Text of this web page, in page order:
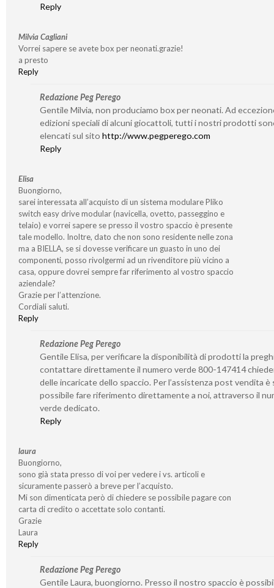
Reply
Milvia Cagliani
Vorrei sapere se avete box per neonati.grazie!
a presto
Reply
Redazione Peg Perego
Gentile Milvia, non produciamo box per neonati. Ad
edizioni speciali di alcuni giocattoli, tutti i nostri prodotti
elencati sul sito http://www.pegperego.com
Reply
Elisa
Buongiorno,
sarei interessata all’acquisto di un sistema modulare Pliko
switch easy drive modular (navicella, ovetto, passeggino e
telaio) e vorrei sapere se presso il vostro spaccio è presente
tale modello. Inoltre, dato che non sono residente nelle zona
ma a BIELLA, se si dovesse verificare un guasto in uno dei
componenti, posso rivolgermi ad un rivenditore più vicino a
casa, oppure dovrei sempre far riferimento al vostro spaccio
aziendale?
Grazie per l’attenzione.
Cordiali saluti.
Reply
Redazione Peg Perego
Gentile Elisa, per verificare la disponibilità di prodotti la
contattare direttamente il numero verde 800-147414
delle incaricate dello spaccio. Per l’assistenza post vendita è
possibile fare riferimento direttamente a noi, attraverso il
verde dedicato.
Reply
laura
Buongiorno,
sono già stata presso di voi per vedere i vs. articoli e
sicuramente passerò a breve per l’acquisto.
Mi son dimenticata però di chiedere se possibile pagare con
carta di credito o accettate solo contanti.
Grazie
Laura
Reply
Redazione Peg Perego
Gentile Laura, buongiorno. Presso il nostro spaccio è